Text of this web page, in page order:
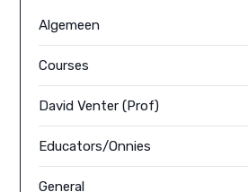
Algemeen
Courses
David Venter (Prof)
Educators/Onnies
General